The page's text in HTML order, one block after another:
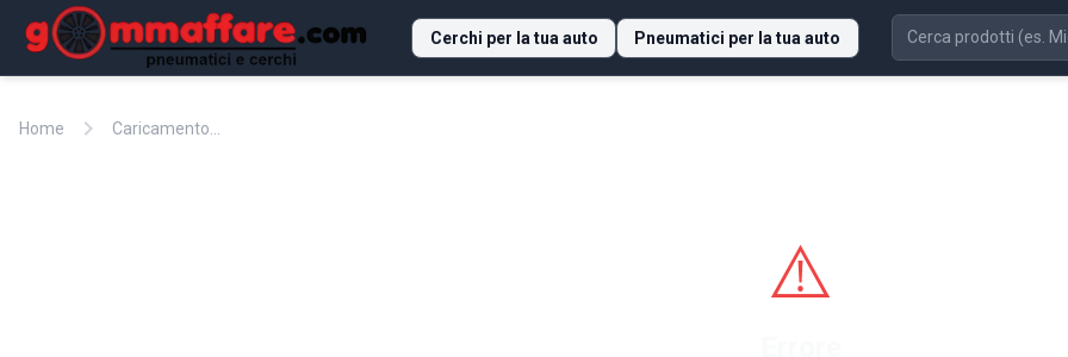
Cerchi per la tua auto Pneumatici per la tua auto
Home chevron_right Caricamento...
⚠️